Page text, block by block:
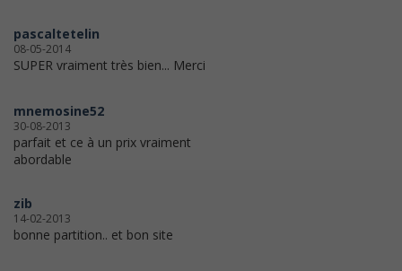
pascaltetelin
08-05-2014
SUPER vraiment très bien... Merci
mnemosine52
30-08-2013
parfait et ce à un prix vraiment
abordable
zib
14-02-2013
bonne partition.. et bon site